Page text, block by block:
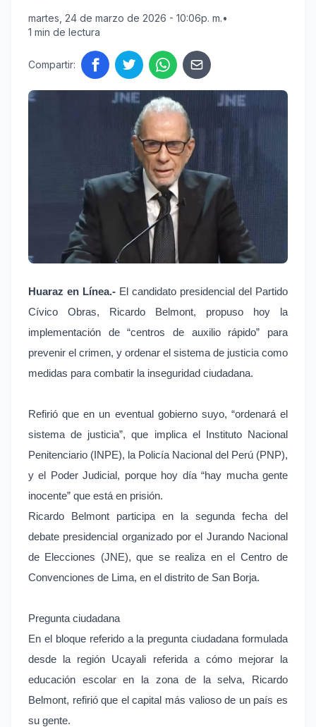
martes, 24 de marzo de 2026 - 10:06p. m.•
1 min de lectura
Compartir:
Huaraz en Línea.- El candidato presidencial del Partido
Cívico Obras, Ricardo Belmont, propuso hoy la
implementación de “centros de auxilio rápido” para
prevenir el crimen, y ordenar el sistema de justicia como
medidas para combatir la inseguridad ciudadana.
Refirió que en un eventual gobierno suyo, “ordenará el
sistema de justicia”, que implica el Instituto Nacional
Penitenciario (INPE), la Policía Nacional del Perú (PNP),
y el Poder Judicial, porque hoy día “hay mucha gente
inocente” que está en prisión.
Ricardo Belmont participa en la segunda fecha del
debate presidencial organizado por el Jurando Nacional
de Elecciones (JNE), que se realiza en el Centro de
Convenciones de Lima, en el distrito de San Borja.
Pregunta ciudadana
En el bloque referido a la pregunta ciudadana formulada
desde la región Ucayali referida a cómo mejorar la
educación escolar en la zona de la selva, Ricardo
Belmont, refirió que el capital más valioso de un país es
su gente.